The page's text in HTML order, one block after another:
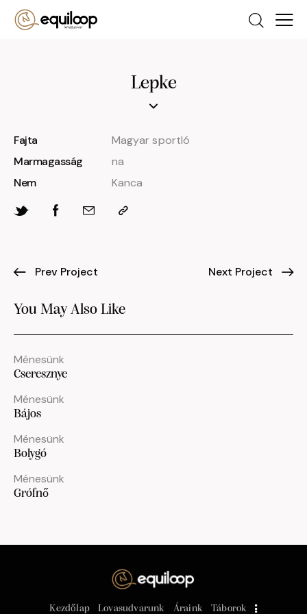
Lepke
Fajta
Magyar sportló
Marmagasság
na
Nem
Kanca
Prev Project Next Project
You May Also Like
Ménesünk
Cseresznye
Ménesünk
Bájos
Ménesünk
Bolygó
Ménesünk
Grófnő
Kezdőlap Lovasudvarunk Áraink Táborok